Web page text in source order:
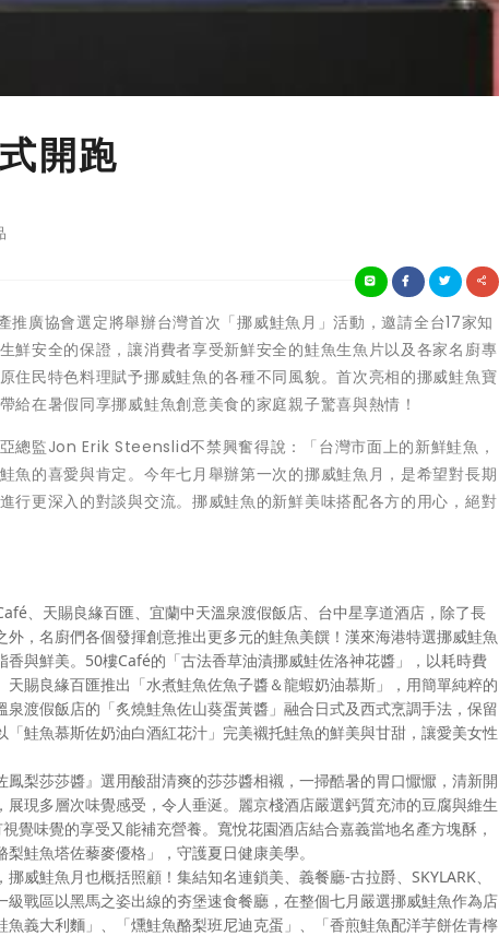
開跑
推廣協會選定將舉辦台灣首次「挪威鮭魚月」活動，邀請全台17家知
鮮安全的保證，讓消費者享受新鮮安全的鮭魚生魚片以及各家名廚專
住民特色料理賦予挪威鮭魚的各種不同風貌。首次亮相的挪威鮭魚寶
在暑假同享挪威鮭魚創意美食的家庭親子驚喜與熱情！
總監Jon Erik Steenslid不禁興奮得說：「台灣市面上的新鮮鮭魚，
魚的喜愛與肯定。今年七月舉辦第一次的挪威鮭魚月，是希望對長期
行更深入的對談與交流。挪威鮭魚的新鮮美味搭配各方的用心，絕對
、天賜良緣百匯、宜蘭中天溫泉渡假飯店、台中星享道酒店，除了長
，名廚們各個發揮創意推出更多元的鮭魚美饌！漢來海港特選挪威鮭魚
與鮮美。50樓Café的「古法香草油漬挪威鮭佐洛神花醬」，以耗時費
賜良緣百匯推出「水煮鮭魚佐魚子醬＆龍蝦奶油慕斯」，用簡單純粹的
渡假飯店的「炙燒鮭魚佐山葵蛋黃醬」融合日式及西式烹調手法，保留
鮭魚慕斯佐奶油白酒紅花汁」完美襯托鮭魚的鮮美與甘甜，讓愛美女性
鳳梨莎莎醬』選用酸甜清爽的莎莎醬相襯，一掃酷暑的胃口懨懨，清新開
現多層次味覺感受，令人垂涎。麗京棧酒店嚴選鈣質充沛的豆腐與維生
覺味覺的享受又能補充營養。寬悅花園酒店結合嘉義當地名產方塊酥，
鮭魚塔佐藜麥優格」，守護夏日健康美學。
威鮭魚月也概括照顧！集結知名連鎖美、義餐廳-古拉爵、SKYLARK、
戰區以黑馬之姿出線的夯堡速食餐廳，在整個七月嚴選挪威鮭魚作為店
義大利麵」、「燻鮭魚酪梨班尼迪克蛋」、「香煎鮭魚配洋芋餅佐青檸